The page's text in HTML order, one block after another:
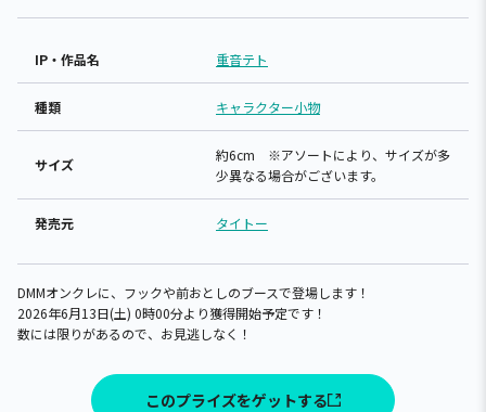
IP・作品名 重音テト
種類 キャラクター小物
サイズ
約6cm ※アソートにより、サイズが多
少異なる場合がございます。
発売元 タイトー
DMMオンクレに、フックや前おとしのブースで登場します！
2026年6月13日(土) 0時00分より獲得開始予定です！
数には限りがあるので、お見逃しなく！
このプライズをゲットする